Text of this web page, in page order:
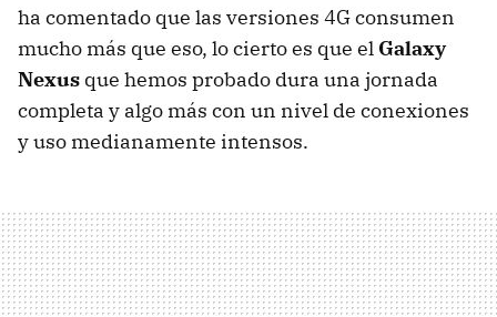
ha comentado que las versiones 4G consumen
mucho más que eso, lo cierto es que el Galaxy
Nexus que hemos probado dura una jornada
completa y algo más con un nivel de conexiones
y uso medianamente intensos.